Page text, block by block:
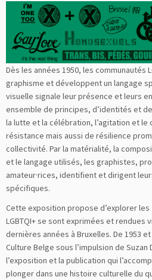
Dès les années 1950, les communautés
graphisme et développent un langage
visuelle signale leur présence et leurs
ensemble de principes, d’identités et
la lutte et la célébration, l’agitation et
résistance mais aussi de résilience
collectivité. Par la matérialité, la
et le langage utilisés, les graphistes,
amateur·rices, identifient et dirigent
spécifiques.
Cette exposition propose d’explorer
LGBTQI+ se sont exprimées et rendues
dernières années à Bruxelles. De 1953
Culture Belge sous l’impulsion de Suzan
l’exposition et la publication qui
plonger dans une histoire culturelle du